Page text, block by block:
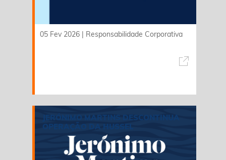
05 Fev 2026 | Responsabilidade Corporativa
JERÓNIMO MARTINS DESCONTINUA
OPERAÇÃO DA HUSSEL